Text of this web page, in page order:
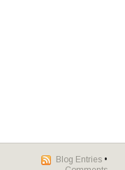
Blog Entries •